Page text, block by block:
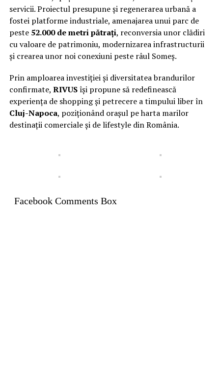
servicii. Proiectul presupune și regenerarea urbană a
fostei platforme industriale, amenajarea unui parc de
peste 52.000 de metri pătrați, reconversia unor clădiri
cu valoare de patrimoniu, modernizarea infrastructurii
și crearea unor noi conexiuni peste râul Someș.
Prin amploarea investiției și diversitatea brandurilor
confirmate, RIVUSîși propune să redefinească
experiența de shopping și petrecere a timpului liber în
Cluj-Napoca, poziționând orașul pe harta marilor
destinații comerciale și de lifestyle din România.
Facebook Comments Box